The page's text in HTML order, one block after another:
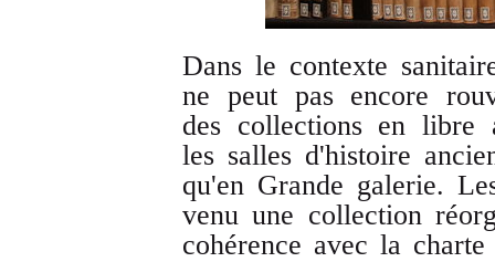
Dans le contexte
ne peut pas encore
des collections en libre
les salles d'histoire
qu'en Grande galerie.
venu une collection
cohérence avec la